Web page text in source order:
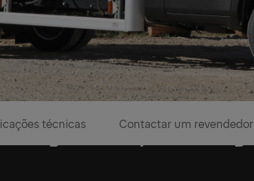
técnicas Contactar um revendedor
Design de Braços de carga